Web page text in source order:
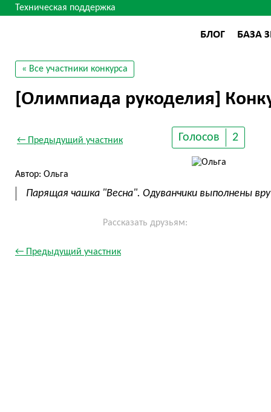
Техническая поддержка
БЛОГ БАЗА
« Все участники конкурса
[Олимпиада рукоделия]
← Предыдущий участник Голосов 2
Автор: Ольга
Парящая чашка "Весна". Одуванчики выполнены
Рассказать друзьям:
← Предыдущий участник